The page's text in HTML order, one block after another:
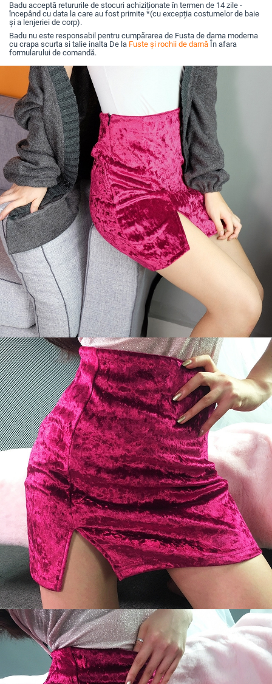
Badu acceptă retururile de stocuri achiziționate în termen de 14 zile -
începând cu data la care au fost primite *(cu excepția costumelor de baie
și a lenjeriei de corp).
Badu nu este responsabil pentru cumpărarea de Fusta de dama moderna
cu crapa scurta si talie inalta De la Fuste și rochii de damă În afara
formularului de comandă.